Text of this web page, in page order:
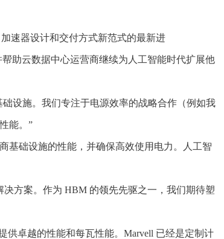
速器设计和交付方式新范式的最新进
助云数据中心运营商继续为人工智能时代扩展他
设施。我们专注于电源效率的战略合作（例如我
能。”
基础设施的性能，并确保高效使用电力。人工智
决方案。作为 HBM 的领先先驱之一，我们期待塑
供卓越的性能和每瓦性能。Marvell 已经是定制计